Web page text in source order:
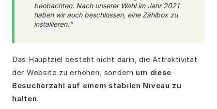
beobachten. Nach unserer Wahl im Jahr 2021
haben wir auch beschlossen, eine Zählbox zu
installieren.“
Das Hauptziel besteht nicht darin, die Attraktivität
der Website zu erhöhen, sondern um diese
Besucherzahl auf einem stabilen Niveau zu
halten.